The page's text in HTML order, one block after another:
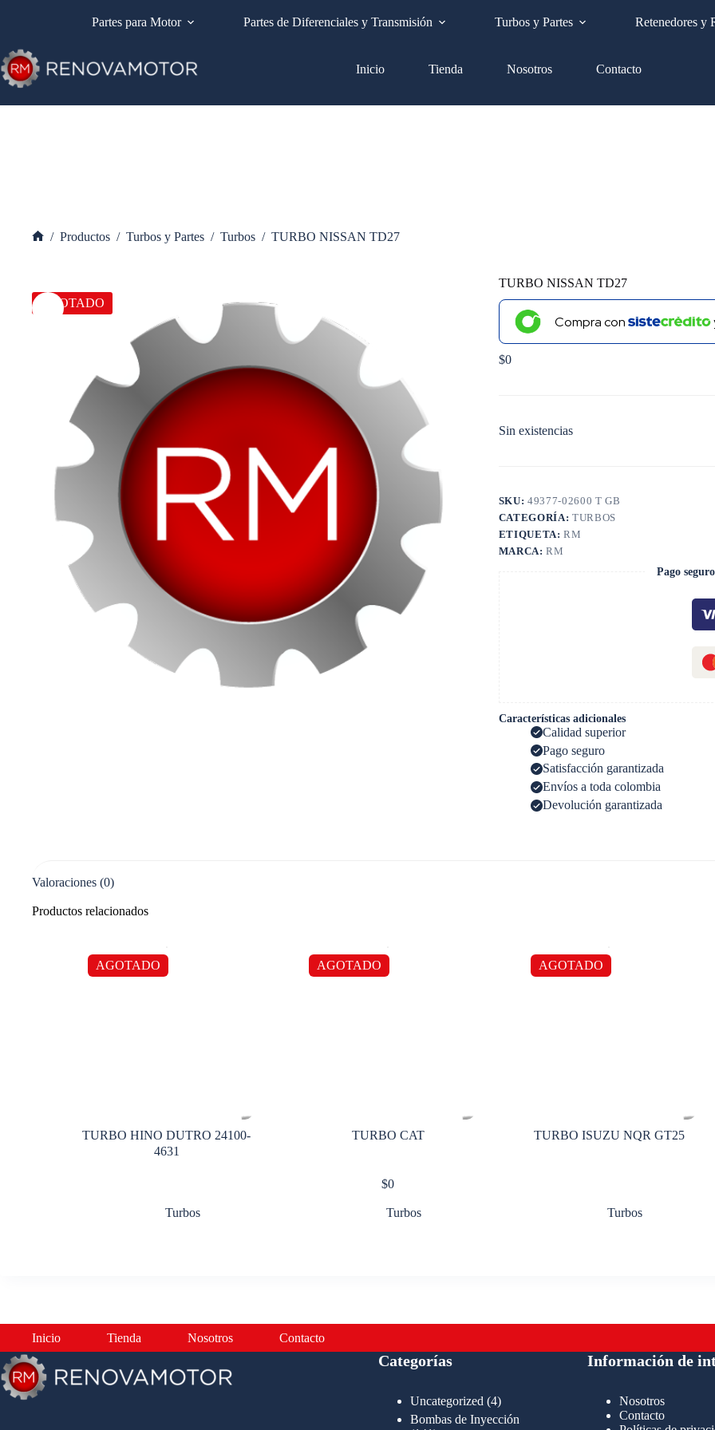
Inicio Tienda Nosotros Contacto
Partes para Motor Partes de Diferenciales y Transmisión Turbos y Partes Retenedores y
/ Productos / Turbos y Partes / Turbos / TURBO NISSAN TD27
AGOTADO
TURBO NISSAN TD27
Compra con
$0
Sin existencias
SKU:49377-02600 T GB
CATEGORÍA: TURBOS
ETIQUETA:RM
MARCA:RM
Pago
Características adicionales
Calidad superior
Pago seguro
Satisfacción garantizada
Envíos a toda colombia
Devolución garantizada
Valoraciones (0)
Productos relacionados
AGOTADO
TURBO HINO DUTRO 24100-
4631
Turbos
AGOTADO
TURBO CAT
$0
Turbos
AGOTADO
TURBO ISUZU NQR GT25
Turbos
Inicio Tienda Nosotros Contacto
Categorías
Uncategorized 44
productos
Bombas de Inyección
Información de
Nosotros
Contacto